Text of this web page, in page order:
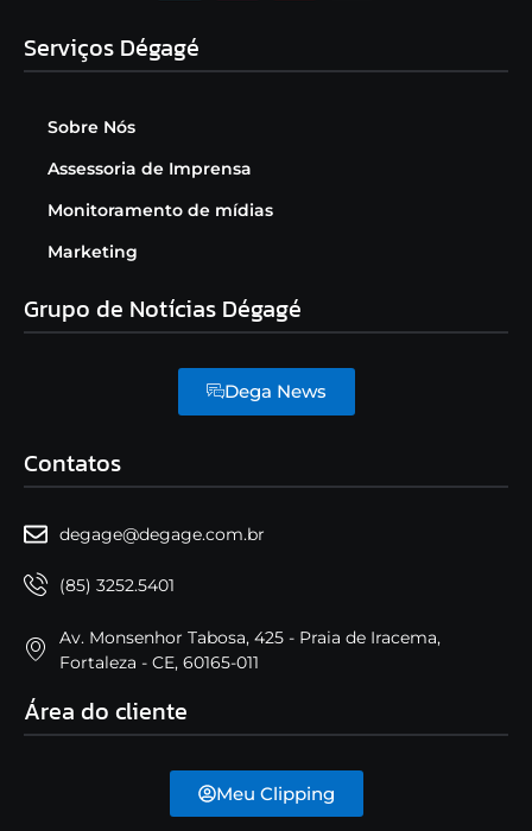
Serviços Dégagé
Sobre Nós
Assessoria de Imprensa
Monitoramento de mídias
Marketing
Grupo de Notícias Dégagé
Dega News
Contatos
degage@degage.com.br
(85) 3252.5401
Av. Monsenhor Tabosa, 425 - Praia de Iracema,
Fortaleza - CE, 60165-011
Área do cliente
Meu Clipping